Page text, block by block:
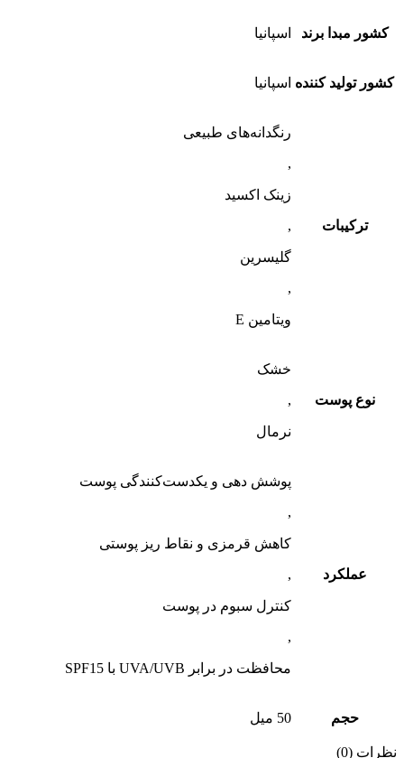
کشور مبدا برند اسپانیا
کشور تولید کننده اسپانیا
ترکیبات
رنگدانه‌های طبیعی
,
زینک اکسید
,
گلیسرین
,
ویتامین E
نوع پوست
خشک
,
نرمال
عملکرد
پوشش دهی و یکدست‌کنندگی پوست
,
کاهش قرمزی و نقاط ریز پوستی
,
کنترل سبوم در پوست‌
,
محافظت در برابر UVA/UVB با SPF15
حجم 50 میل
نظرات (0)